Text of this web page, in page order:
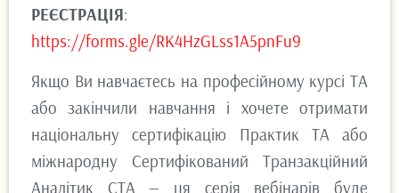
РЕЄСТРАЦІЯ:
https://forms.gle/RK4HzGLss1A5pnFu9
Якщо Ви навчаєтесь на професійному курсі ТА
або закінчили навчання і хочете отримати
національну сертифікацію Практик ТА або
міжнародну Сертифікований Транзакційний
Аналітик СТА — ця серія вебінарів буде